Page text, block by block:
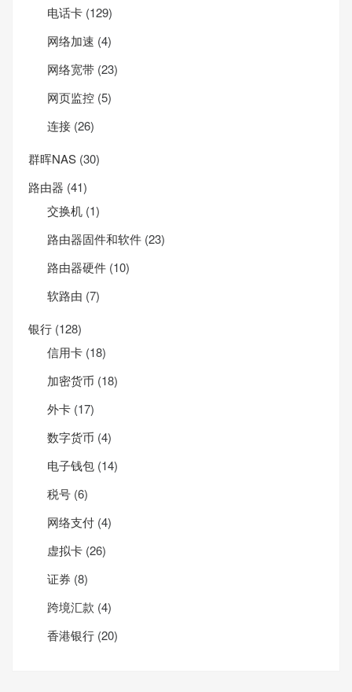
电话卡 (129)
网络加速 (4)
网络宽带 (23)
网页监控 (5)
连接 (26)
群晖NAS (30)
路由器 (41)
交换机 (1)
路由器固件和软件 (23)
路由器硬件 (10)
软路由 (7)
银行 (128)
信用卡 (18)
加密货币 (18)
外卡 (17)
数字货币 (4)
电子钱包 (14)
税号 (6)
网络支付 (4)
虚拟卡 (26)
证券 (8)
跨境汇款 (4)
香港银行 (20)